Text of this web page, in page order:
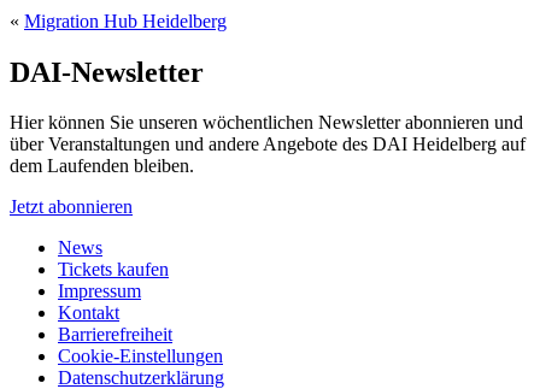
« Migration Hub Heidelberg
DAI-Newsletter
Hier können Sie unseren wöchentlichen Newsletter abonnieren und
über Veranstaltungen und andere Angebote des DAI Heidelberg auf
dem Laufenden bleiben.
Jetzt abonnieren
News
Tickets kaufen
Impressum
Kontakt
Barrierefreiheit
Cookie-Einstellungen
Datenschutzerklärung